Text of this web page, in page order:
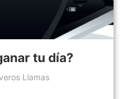
tu día?
Llamas